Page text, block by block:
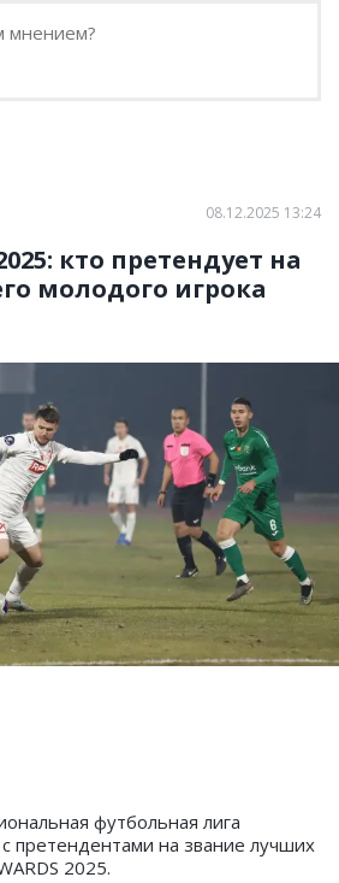
08.12.2025 13:24
кто претендует на
молодого игрока
футбольная лига
претендентами на звание лучших
2025.